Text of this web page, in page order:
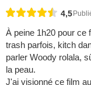
4,5
À peine 1h20 pour ce
trash parfois, kitch
parler Woody rolala,
la peau.
J'ai visionné ce film